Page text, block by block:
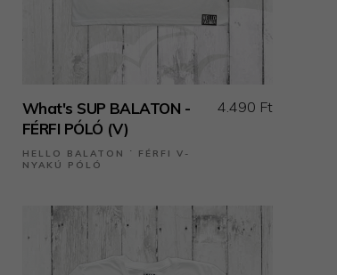
What's SUP BALATON -
FÉRFI PÓLÓ (V)
HELLO BALATON ˙ FÉRFI V-
NYAKÚ PÓLÓ
4.490 Ft